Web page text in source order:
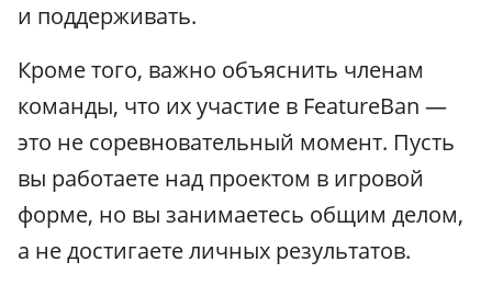
и поддерживать.
Кроме того, важно объяснить членам
команды, что их участие в FeatureBan —
это не соревновательный момент. Пусть
вы работаете над проектом в игровой
форме, но вы занимаетесь общим делом,
а не достигаете личных результатов.